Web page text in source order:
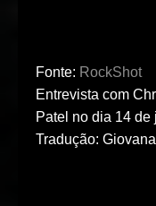
Fonte: RockShot
Entrevista com
Patel no dia 14 de
Tradução: